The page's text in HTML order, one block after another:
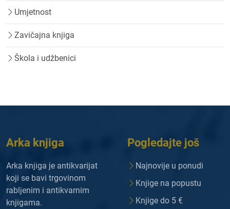
Umjetnost
Zavičajna knjiga
Škola i udžbenici
Arka knjiga
Arka knjiga je antikvarijat
koji se bavi trgovinom
rabljenim i antikvarnim
knjigama.
Pogledajte još
Najnovije u ponudi
Knjige na popustu
Knjige do 5 €